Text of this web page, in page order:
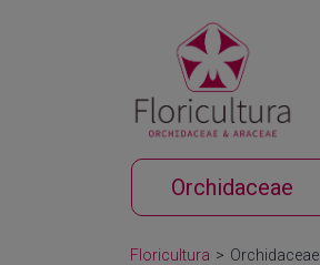
Orchidaceae
Floricultura > Orchidaceae